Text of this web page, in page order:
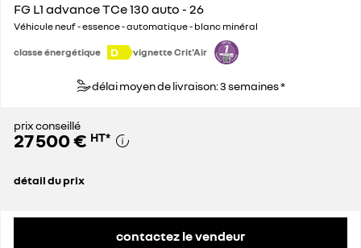
FG L1 advance TCe 130 auto - 26
Véhicule neuf - essence - automatique - blanc minéral
classe énergétique D vignette Crit'Air
délai moyen de livraison: 3 semaines *
prix conseillé
27 500 € HT*
détail du prix
contactez le vendeur